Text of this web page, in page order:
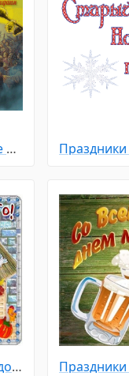
Праздники - Вербное Воскресенье
Праздники - С Днем домового